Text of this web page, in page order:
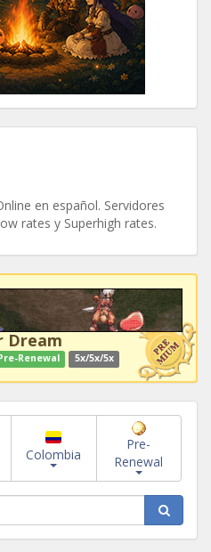
en español. Servidores
rates y Superhigh rates.
Dream
Renewal 5x/5x/5x
Colombia
Pre-
Renewal